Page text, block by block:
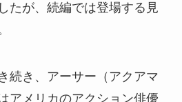
たが、続編では登場する見
続き、アーサー（アクアマ
アメリカのアクション俳優